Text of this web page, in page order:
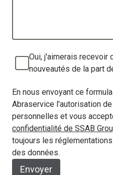
Oui, j'aimerais recevoir
nouveautés de la part
En nous envoyant ce
Abraservice l'autorisation
personnelles et vous
confidentialité de SSAB
toujours les
des données.
Envoyer